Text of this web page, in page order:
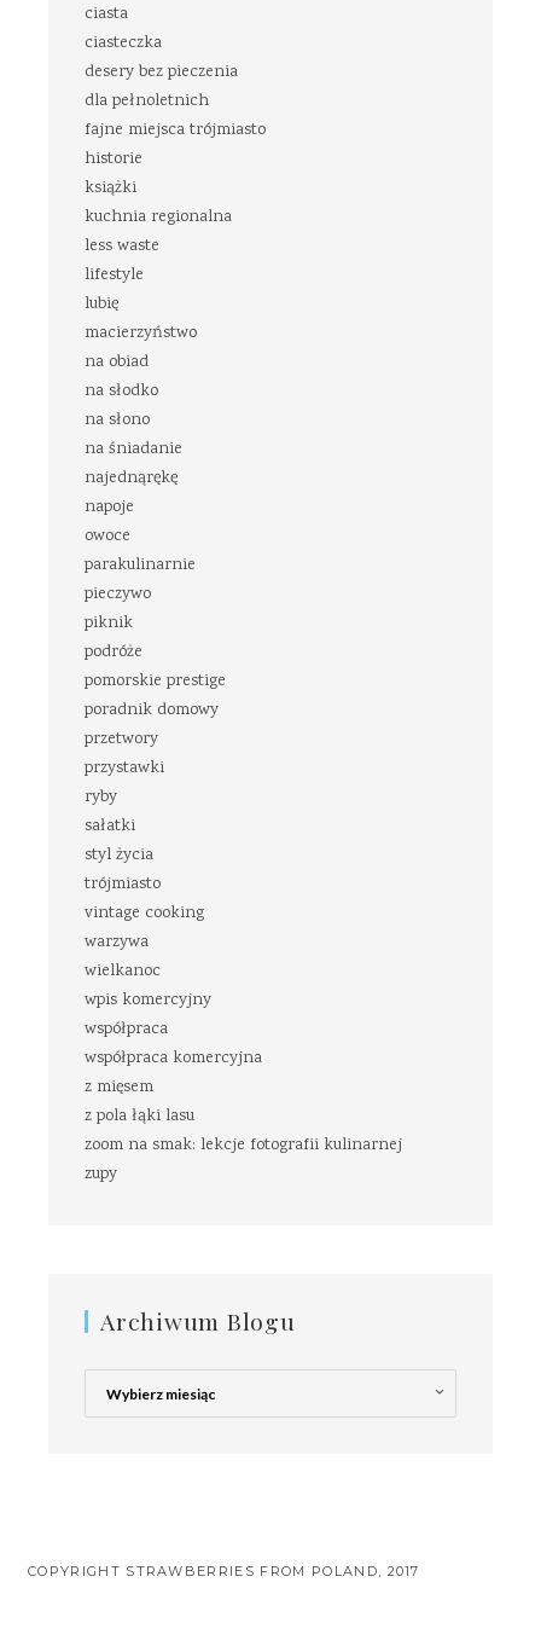
ciasta
ciasteczka
desery bez pieczenia
dla pełnoletnich
fajne miejsca trójmiasto
historie
książki
kuchnia regionalna
less waste
lifestyle
lubię
macierzyństwo
na obiad
na słodko
na słono
na śniadanie
najednąrękę
napoje
owoce
parakulinarnie
pieczywo
piknik
podróże
pomorskie prestige
poradnik domowy
przetwory
przystawki
ryby
sałatki
styl życia
trójmiasto
vintage cooking
warzywa
wielkanoc
wpis komercyjny
współpraca
współpraca komercyjna
z mięsem
z pola łąki lasu
zoom na smak: lekcje fotografii kulinarnej
zupy
Archiwum Blogu
Archiwum
Blogu
COPYRIGHT STRAWBERRIES FROM POLAND, 2017